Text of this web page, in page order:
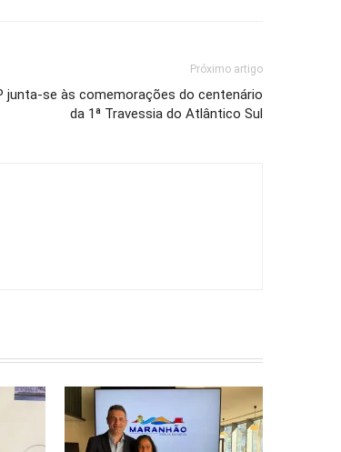
Próximo artigo
junta-se às comemorações do centenário
da 1ª Travessia do Atlântico Sul